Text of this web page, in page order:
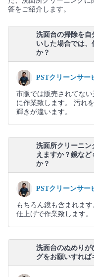
答をご紹介します。
洗面台の掃除を自
いした場合では
か？
PSTクリーンサー
市販では販売されてな
に作業致します。 汚れ
輝きが違います。
洗面所クリーニン
えますか？鏡な
か？
PSTクリーンサー
もちろん鏡も含まれま
仕上げで作業致します。
洗面台のぬめりが
グをお願いすれば